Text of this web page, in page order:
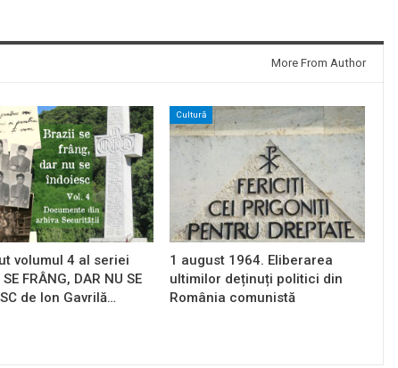
More From Author
volumul 4 al seriei
FRÂNG, DAR NU SE
de Ion Gavrilă…
Cultură
1 august 1964. Eliberarea
ultimilor deținuți politici din
România comunistă